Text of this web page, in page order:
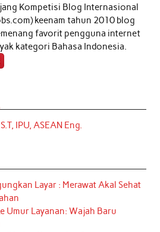
Kompetisi Blog Internasional
keenam tahun 2010 blog
favorit pengguna internet
kategori Bahasa Indonesia.
IPU, ASEAN Eng.
Layar : Merawat Akal Sehat
Umur Layanan: Wajah Baru